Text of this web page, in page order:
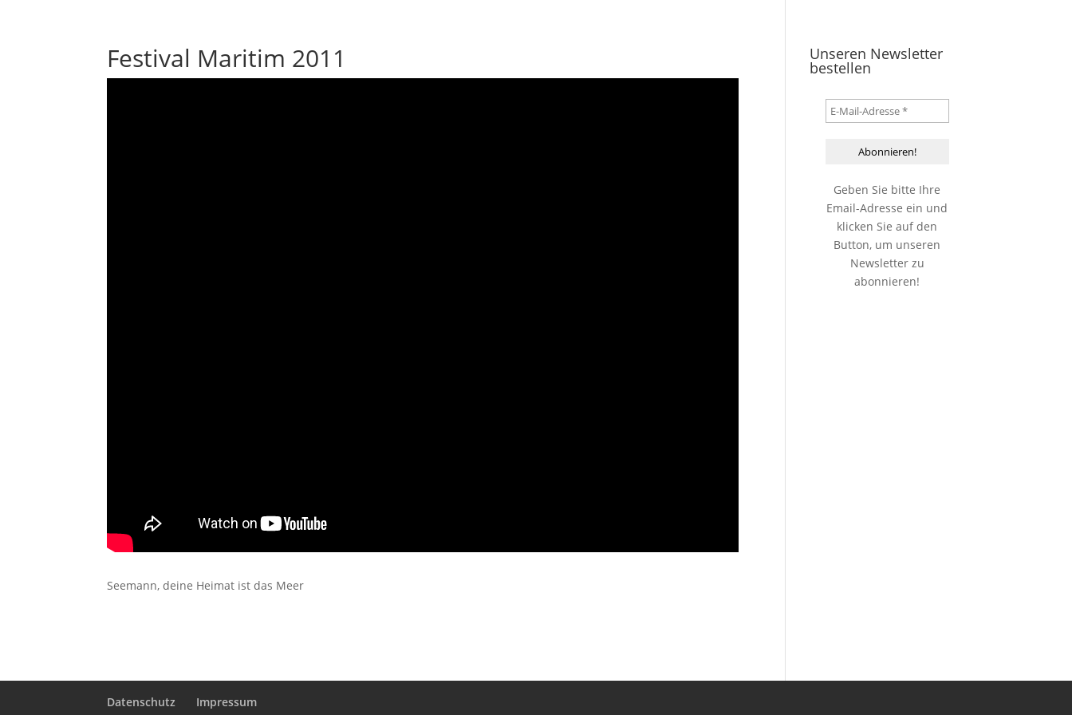
Festival Maritim 2011
Seemann, deine Heimat ist das Meer
Unseren Newsletter
bestellen
Geben Sie bitte Ihre
Email-Adresse ein und
klicken Sie auf den
Button, um unseren
Newsletter zu
abonnieren!
Datenschutz Impressum